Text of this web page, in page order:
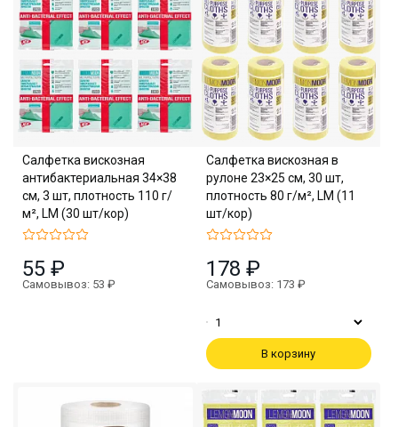
Салфетка вискозная
антибактериальная 34×38
см, 3 шт, плотность 110 г/
м², LM (30 шт/кор)
55 ₽
Самовывоз: 53 ₽
Салфетка вискозная в
рулоне 23×25 см, 30 шт,
плотность 80 г/м², LM (11
шт/кор)
178 ₽
Самовывоз: 173 ₽
В корзину